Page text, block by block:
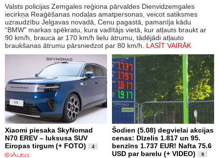
Valsts policijas Zemgales reģiona pārvaldes Dienvidzemgales
iecirkņa Reaģēšanas nodaļas amatpersonas, veicot satiksmes
uzraudzību Jelgavas novadā, Cenu pagastā, pamanīja kādu
“BMW” markas spēkratu, kura vadītājs vietā, kur atļauts braukt ar
90 km/h, brauca ar 170 km/h lielu ātrumu, tādējādi atļauto
braukšanas ātrumu pārsniedzot par 80 km/h. LASĪT VAIRĀK
Xiaomi piesaka SkyNomad
N70 EREV – luksusa SUV
Eiropas tirgum (+ FOTO)
4
Šodien (5.08) degvielai akcijas
cenas: Dīzelis 1.817 un 95.
benzīns 1.737 EUR! Nafta 75.6
USD par barelu (+ VIDEO)
9